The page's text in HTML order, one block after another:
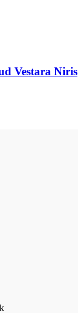
Vestara Niris